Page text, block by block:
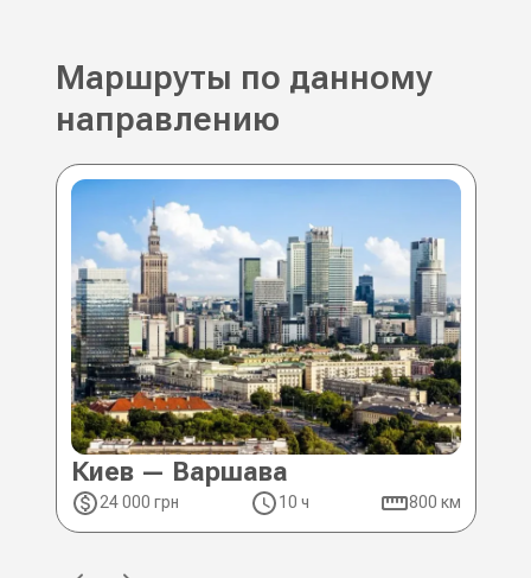
Маршруты по данному
направлению
Киев — Варшава
24 000 грн 10 ч 800 км